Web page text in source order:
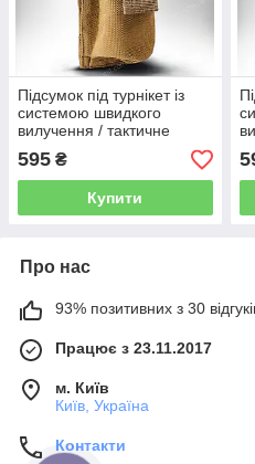
Підсумок під турнікет із
системою швидкого
вилучення / тактичне
спорядження першої
допомоги U-Win (coyote)
595 ₴
Купити
Про нас
93% позитивних з 30
Працює з 23.11.2017
м. Київ
Київ, Україна
Контакти